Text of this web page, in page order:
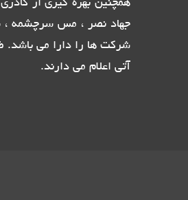
همچنین بهره گیری از
جهاد نصر ، مس سرچشمه ،
شرکت ها را دارا می باشد.
آتی اعلام می دارند.